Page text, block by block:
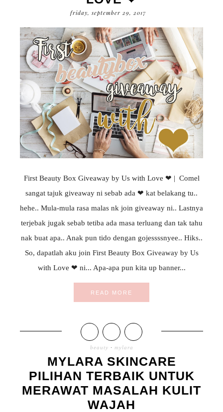
friday, september 29, 2017
First Beauty Box Giveaway by Us with Love ❤ | Comel
sangat tajuk giveaway ni sebab ada ❤ kat belakang tu..
hehe.. Mula-mula rasa malas nk join giveaway ni.. Lastnya
terjebak jugak sebab tetiba ada masa terluang dan tak tahu
nak buat apa.. Anak pun tido dengan gojessssnyee.. Hiks..
So, dapatlah aku join First Beauty Box Giveaway by Us
with Love ❤ ni... Apa-apa pun kita up banner...
READ MORE
beauty · mylara
MYLARA SKINCARE
PILIHAN TERBAIK UNTUK
MERAWAT MASALAH KULIT
WAJAH